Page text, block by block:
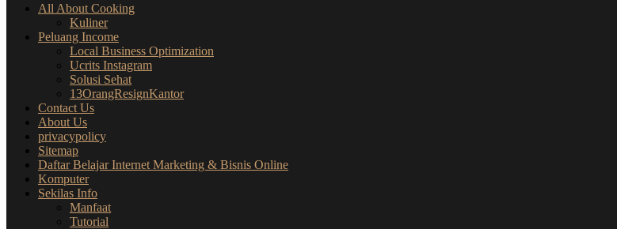
All About Cooking
Kuliner
Peluang Income
Local Business Optimization
Ucrits Instagram
Solusi Sehat
13OrangResignKantor
Contact Us
About Us
privacypolicy
Sitemap
Daftar Belajar Internet Marketing & Bisnis Online
Komputer
Sekilas Info
Manfaat
Tutorial